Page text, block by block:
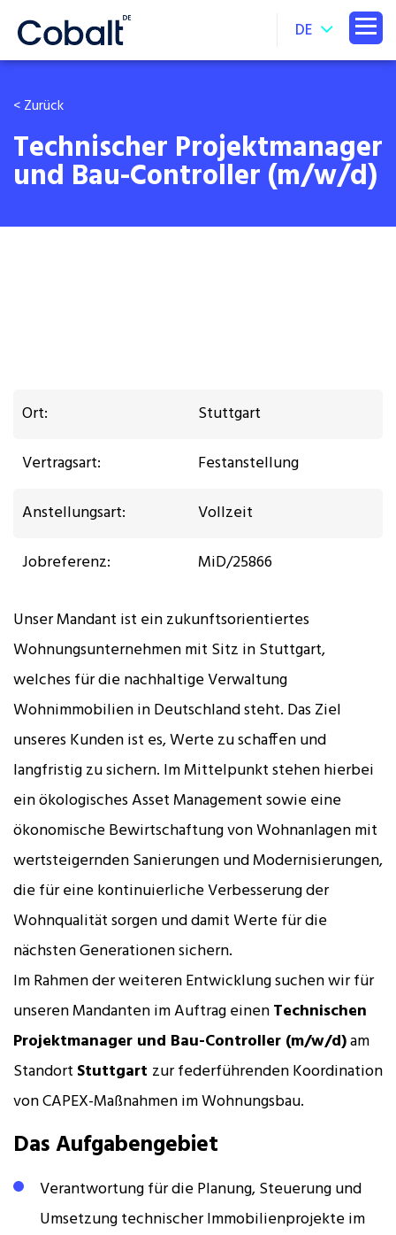
DE
< Zurück
Technischer Projektmanager
und Bau-Controller (m/w/d)
Ort:
Stuttgart
Vertragsart:
Festanstellung
Anstellungsart:
Vollzeit
Jobreferenz:
MiD/25866
Unser Mandant ist ein zukunftsorientiertes
Wohnungsunternehmen mit Sitz in Stuttgart,
welches für die nachhaltige Verwaltung
Wohnimmobilien in Deutschland steht. Das Ziel
unseres Kunden ist es, Werte zu schaffen und
langfristig zu sichern. Im Mittelpunkt stehen hierbei
ein ökologisches Asset Management sowie eine
ökonomische Bewirtschaftung von Wohnanlagen mit
wertsteigernden Sanierungen und Modernisierungen,
die für eine kontinuierliche Verbesserung der
Wohnqualität sorgen und damit Werte für die
nächsten Generationen sichern.
Im Rahmen der weiteren Entwicklung suchen wir für
unseren Mandanten im Auftrag einenTechnischen
Projektmanager und Bau-Controller (m/w/d)am
Standort Stuttgart zur federführenden Koordination
von CAPEX-Maßnahmen im Wohnungsbau.
Das Aufgabengebiet
Verantwortung für die Planung, Steuerung und
Umsetzung technischer Immobilienprojekte im